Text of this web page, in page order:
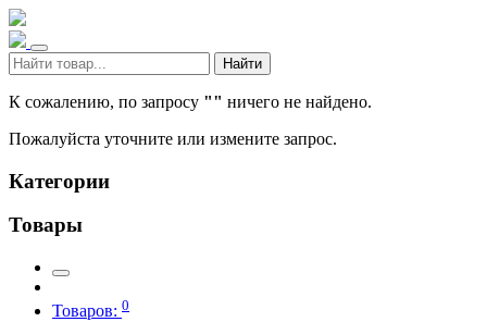
Найти
К сожалению, по запросу "" ничего не найдено.
Пожалуйста уточните или измените запрос.
Категории
Товары
Товаров: 0